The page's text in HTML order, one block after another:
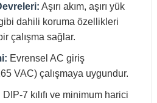
Aşırı akım, aşırı yük
dahili koruma özellikleri
çalışma sağlar.
Evrensel AC giriş
VAC) çalışmaya uygundur.
DIP-7 kılıfı ve minimum harici